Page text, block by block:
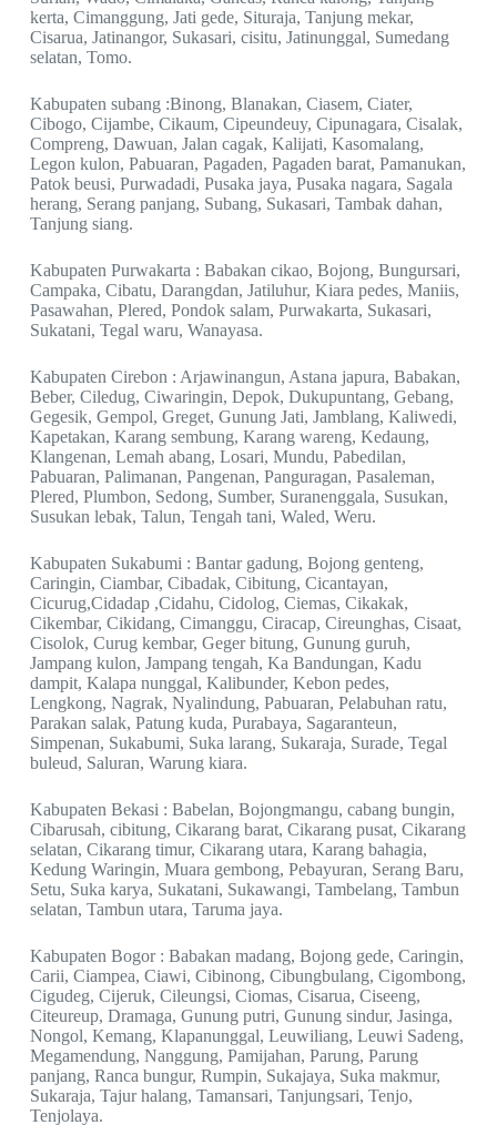
kerta, Cimanggung, Jati gede, Situraja, Tanjung mekar,
Cisarua, Jatinangor, Sukasari, cisitu, Jatinunggal, Sumedang
selatan, Tomo.
Kabupaten subang :Binong, Blanakan, Ciasem, Ciater,
Cibogo, Cijambe, Cikaum, Cipeundeuy, Cipunagara, Cisalak,
Compreng, Dawuan, Jalan cagak, Kalijati, Kasomalang,
Legon kulon, Pabuaran, Pagaden, Pagaden barat, Pamanukan,
Patok beusi, Purwadadi, Pusaka jaya, Pusaka nagara, Sagala
herang, Serang panjang, Subang, Sukasari, Tambak dahan,
Tanjung siang.
Kabupaten Purwakarta : Babakan cikao, Bojong, Bungursari,
Campaka, Cibatu, Darangdan, Jatiluhur, Kiara pedes, Maniis,
Pasawahan, Plered, Pondok salam, Purwakarta, Sukasari,
Sukatani, Tegal waru, Wanayasa.
Kabupaten Cirebon : Arjawinangun, Astana japura, Babakan,
Beber, Ciledug, Ciwaringin, Depok, Dukupuntang, Gebang,
Gegesik, Gempol, Greget, Gunung Jati, Jamblang, Kaliwedi,
Kapetakan, Karang sembung, Karang wareng, Kedaung,
Klangenan, Lemah abang, Losari, Mundu, Pabedilan,
Pabuaran, Palimanan, Pangenan, Panguragan, Pasaleman,
Plered, Plumbon, Sedong, Sumber, Suranenggala, Susukan,
Susukan lebak, Talun, Tengah tani, Waled, Weru.
Kabupaten Sukabumi : Bantar gadung, Bojong genteng,
Caringin, Ciambar, Cibadak, Cibitung, Cicantayan,
Cicurug,Cidadap ,Cidahu, Cidolog, Ciemas, Cikakak,
Cikembar, Cikidang, Cimanggu, Ciracap, Cireunghas, Cisaat,
Cisolok, Curug kembar, Geger bitung, Gunung guruh,
Jampang kulon, Jampang tengah, Ka Bandungan, Kadu
dampit, Kalapa nunggal, Kalibunder, Kebon pedes,
Lengkong, Nagrak, Nyalindung, Pabuaran, Pelabuhan ratu,
Parakan salak, Patung kuda, Purabaya, Sagaranteun,
Simpenan, Sukabumi, Suka larang, Sukaraja, Surade, Tegal
buleud, Saluran, Warung kiara.
Kabupaten Bekasi : Babelan, Bojongmangu, cabang bungin,
Cibarusah, cibitung, Cikarang barat, Cikarang pusat, Cikarang
selatan, Cikarang timur, Cikarang utara, Karang bahagia,
Kedung Waringin, Muara gembong, Pebayuran, Serang Baru,
Setu, Suka karya, Sukatani, Sukawangi, Tambelang, Tambun
selatan, Tambun utara, Taruma jaya.
Kabupaten Bogor : Babakan madang, Bojong gede, Caringin,
Carii, Ciampea, Ciawi, Cibinong, Cibungbulang, Cigombong,
Cigudeg, Cijeruk, Cileungsi, Ciomas, Cisarua, Ciseeng,
Citeureup, Dramaga, Gunung putri, Gunung sindur, Jasinga,
Nongol, Kemang, Klapanunggal, Leuwiliang, Leuwi Sadeng,
Megamendung, Nanggung, Pamijahan, Parung, Parung
panjang, Ranca bungur, Rumpin, Sukajaya, Suka makmur,
Sukaraja, Tajur halang, Tamansari, Tanjungsari, Tenjo,
Tenjolaya.